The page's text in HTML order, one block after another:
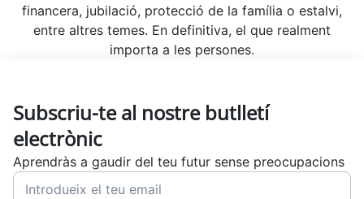
financera, jubilació, protecció de la família o estalvi,
entre altres temes. En definitiva, el que realment
importa a les persones.
Subscriu-te al nostre butlletí
electrònic
Aprendràs a gaudir del teu futur sense preocupacions